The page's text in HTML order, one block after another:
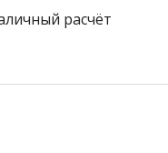
расчёт